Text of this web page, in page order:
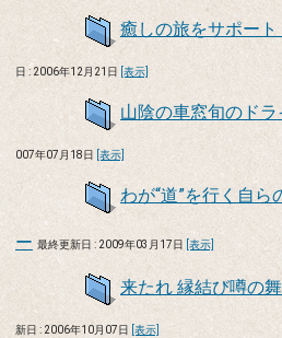
癒しの旅をサポー
日 : 2006年12月21日 [表示]
山陰の車窓旬のド
007年07月18日 [表示]
わが“道”を行く自ら
ー 最終更新日 : 2009年03月17日 [表示]
来たれ 縁結び噂の
新日 : 2006年10月07日 [表示]